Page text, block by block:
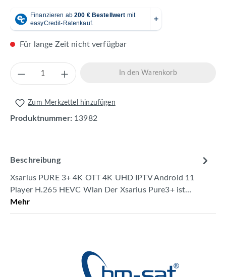
Für lange Zeit nicht verfügbar
Produkt Anzahl: Gib den gewünschten
In den Warenkorb
Zum Merkzettel hinzufügen
Produktnummer: 13982
Beschreibung
Xsarius PURE 3+ 4K OTT 4K UHD IPTV Android 11
Player H.265 HEVC Wlan Der Xsarius Pure3+ ist…
Mehr